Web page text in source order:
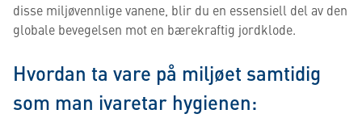
disse miljøvennlige vanene, blir du en essensiell del av den
globale bevegelsen mot en bærekraftig jordklode.
Hvordan ta vare på miljøet samtidig
som man ivaretar hygienen: